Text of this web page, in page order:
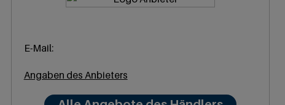
E-Mail:
Angaben des Anbieters